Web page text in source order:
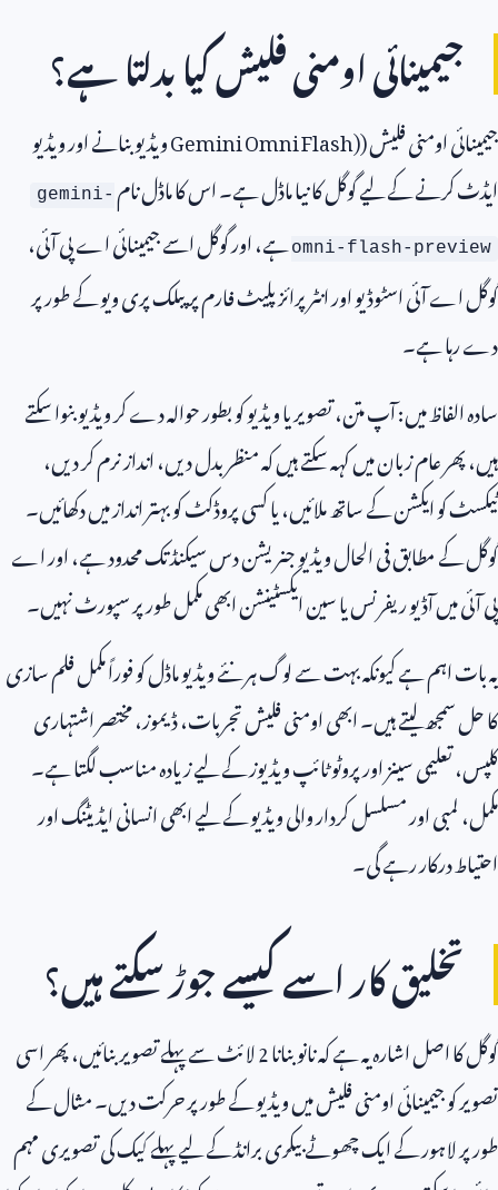
جیمینائی اومنی فلیش کیا بدلتا ہے؟
جیمینائی اومنی فلیش (Gemini Omni Flash)ویڈیو بنانے اور ویڈیو
ایڈٹ کرنے کے لیے گوگل کا نیا ماڈل ہے۔ اس کا ماڈل نام gemini-
omni-flash-previewہے، اور گوگل اسے جیمینائی اے پی آئی،
گوگل اے آئی اسٹوڈیو اور انٹرپرائز پلیٹ فارم پر پبلک پری ویو کے طور پر
دے رہا ہے۔
سادہ الفاظ میں: آپ متن، تصویر یا ویڈیو کو بطور حوالہ دے کر ویڈیو بنوا سکتے
ہیں، پھر عام زبان میں کہہ سکتے ہیں کہ منظر بدل دیں، انداز نرم کر دیں،
ٹیکسٹ کو ایکشن کے ساتھ ملائیں، یا کسی پروڈکٹ کو بہتر انداز میں دکھائیں۔
گوگل کے مطابق فی الحال ویڈیو جنریشن دس سیکنڈ تک محدود ہے، اور اے
پی آئی میں آڈیو ریفرنس یا سین ایکسٹینشن ابھی مکمل طور پر سپورٹ نہیں۔
یہ بات اہم ہے کیونکہ بہت سے لوگ ہر نئے ویڈیو ماڈل کو فوراً مکمل فلم سازی
کا حل سمجھ لیتے ہیں۔ ابھی اومنی فلیش تجربات، ڈیموز، مختصر اشتہاری
کلپس، تعلیمی سینز اور پروٹو ٹائپ ویڈیوز کے لیے زیادہ مناسب لگتا ہے۔
مکمل، لمبی اور مسلسل کردار والی ویڈیو کے لیے ابھی انسانی ایڈیٹنگ اور
احتیاط درکار رہے گی۔
تخلیق کار اسے کیسے جوڑ سکتے ہیں؟
گوگل کا اصل اشارہ یہ ہے کہ نانو بنانا2لائٹ سے پہلے تصویر بنائیں، پھر اسی
تصویر کو جیمینائی اومنی فلیش میں ویڈیو کے طور پر حرکت دیں۔ مثال کے
طور پر لاہور کے ایک چھوٹے بیکری برانڈ کے لیے پہلے کیک کی تصویری مہم